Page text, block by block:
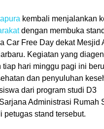
kembali menjalankan
dengan membuka
Car Free Day dekat Mesjid
Kegiatan yang
hari minggu pagi ini
dan penyuluhan
dari program studi D3
Administrasi Rumah
petugas stand tersebut.